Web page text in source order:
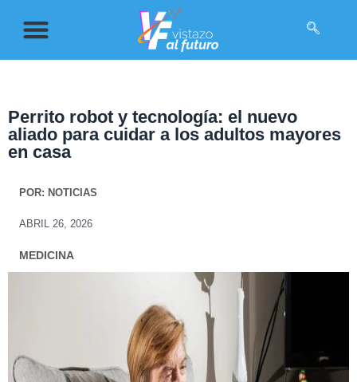
Perrito robot y tecnología: el nuevo
aliado para cuidar a los adultos mayores
en casa
POR: NOTICIAS
ABRIL 26, 2026
MEDICINA